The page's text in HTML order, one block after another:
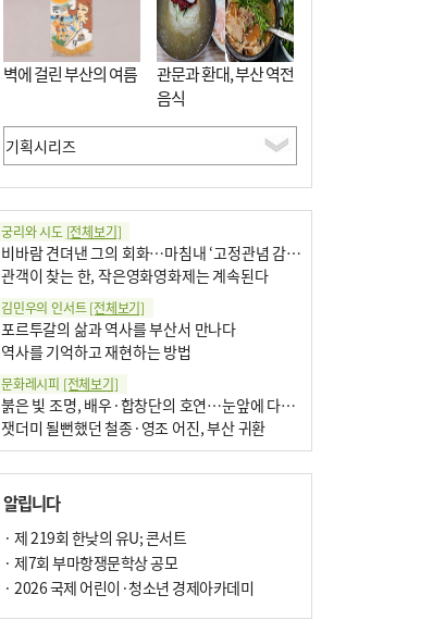
벽에 걸린 부산의 여름
관문과 환대, 부산 역전
음식
궁리와 시도 [전체보기]
비바람 견뎌낸 그의 회화…마침내 ‘고정관념 감옥’서 해방
관객이 찾는 한, 작은영화영화제는 계속된다
김민우의 인서트[전체보기]
포르투갈의 삶과 역사를 부산서 만나다
역사를 기억하고 재현하는 방법
문화레시피 [전체보기]
붉은 빛 조명, 배우·합창단의 호연…눈앞에 다가온 부산오페라하우스
잿더미 될뻔했던 철종·영조 어진, 부산 귀환
현실의 고통, 은유의 詩로 담다 外
달구비·여우비…다양한 비 이름 外
박현주의 책 이야기[전체보기]
세계유산 ‘한국의 갯벌’ 얼마나 알고 있나요
알립니다
· 제 219회 한낮의 유U; 콘서트
· 제7회 부마항쟁문학상 공모
· 2026 국제 어린이·청소년 경제아카데미